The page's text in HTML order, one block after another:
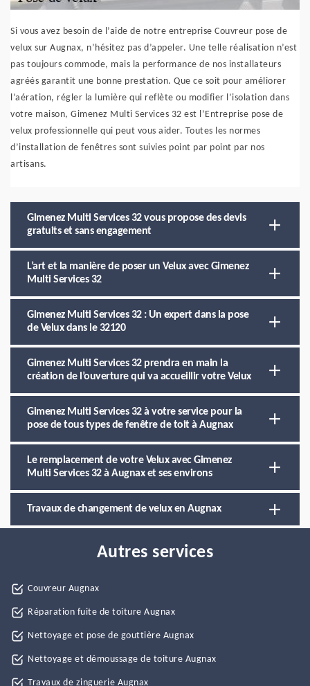
Si vous avez besoin de l’aide de notre entreprise Couvreur pose de
velux sur Augnax, n’hésitez pas d’appeler. Une telle réalisation n’est
pas toujours commode, mais la performance de nos installateurs
agréés garantit une bonne prestation. Que ce soit pour améliorer
l’aération, régler la lumière qui reflète ou modifier l’isolation dans
votre maison, Gimenez Multi Services 32 est l’Entreprise pose de
velux professionnelle qui peut vous aider. Toutes les normes
d’installation de fenêtres sont suivies point par point par nos
artisans.
Gimenez Multi Services 32 vous propose des devis
gratuits et sans engagement
L’art et la manière de poser un Velux avec Gimenez
Multi Services 32
Gimenez Multi Services 32 : Un expert dans la pose
de Velux dans le 32120
Gimenez Multi Services 32 prendra en main la
création de l’ouverture qui va accueillir votre Velux
Gimenez Multi Services 32 à votre service pour la
pose de tous types de fenêtre de toit à Augnax
Le remplacement de votre Velux avec Gimenez
Multi Services 32 à Augnax et ses environs
Travaux de changement de velux en Augnax
Autres services
Couvreur Augnax
Réparation fuite de toiture Augnax
Nettoyage et pose de gouttière Augnax
Nettoyage et démoussage de toiture Augnax
Travaux de zinguerie Augnax